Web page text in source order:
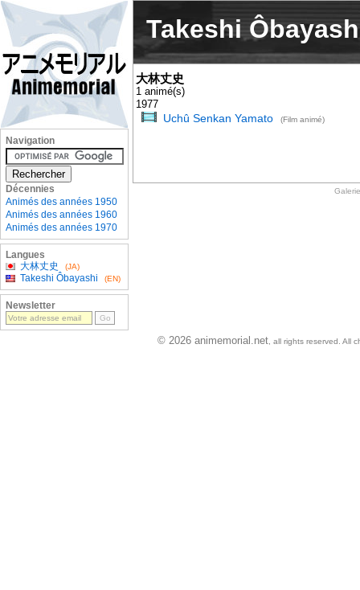
Takeshi
大林丈史
1 animé(s)
1977
Uchû Senkan Yamato (Film animé)
Galerie
Navigation
Décennies
Animés des années 1950
Animés des années 1960
Animés des années 1970
Langues
大林丈史
(JA)
Takeshi Ôbayashi (EN)
Newsletter
© 2026 animemorial.net , all rights reserved. All